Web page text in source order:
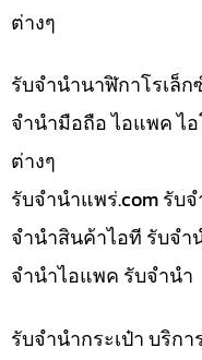
ต่างๆ
รับจำนำนาฬิกาโรเล็
จำนำมือถือ ไอแพค ไ
ต่างๆ
รับจํานําแพร่.com รับ
จำนำสินค้าไอที รับจ
จำนำไอแพค รับจำนำ
รับจำนำกระเป๋า บริก